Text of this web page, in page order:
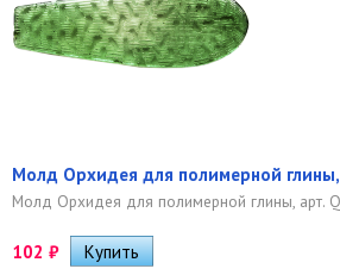
Молд Орхидея для полимерной глины,
Молд Орхидея для полимерной глины, арт.
102 ₽